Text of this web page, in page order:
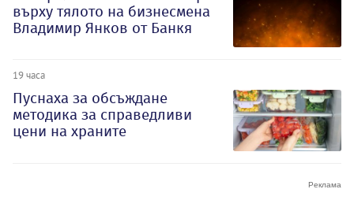
върху тялото на бизнесмена
Владимир Янков от Банкя
19 часа
Пуснаха за обсъждане
методика за справедливи
цени на храните